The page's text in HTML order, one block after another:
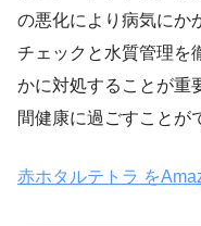
の悪化により病気にか
チェックと水質管理を
かに対処することが重
間健康に過ごすことが
赤ホタルテトラ を